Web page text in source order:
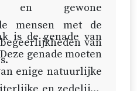
en gewone
mensen met de
van
is de genade van
genade moeten
enige natuurlijke